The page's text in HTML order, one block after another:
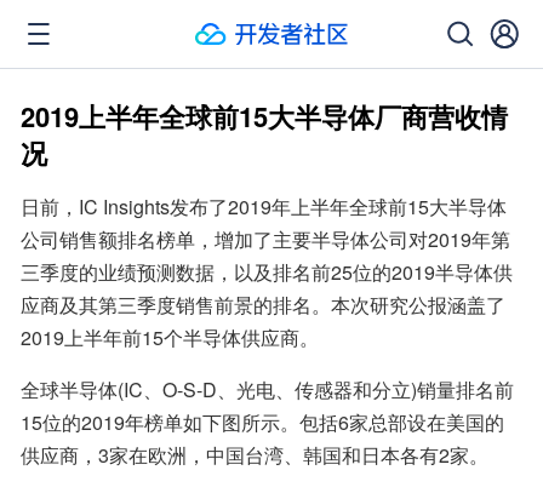
2019上半年全球前15大半导体厂商营收情
况
日前，IC Insights发布了2019年上半年全球前15大半导体
公司销售额排名榜单，增加了主要半导体公司对2019年第
三季度的业绩预测数据，以及排名前25位的2019半导体供
应商及其第三季度销售前景的排名。本次研究公报涵盖了
2019上半年前15个半导体供应商。
全球半导体(IC、O-S-D、光电、传感器和分立)销量排名前
15位的2019年榜单如下图所示。包括6家总部设在美国的
供应商，3家在欧洲，中国台湾、韩国和日本各有2家。